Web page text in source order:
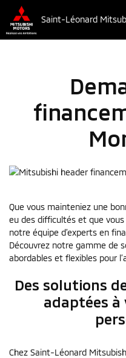
Saint-Léonard
Que vous mainteniez une
eu des difficultés et que
notre équipe d’experts en
Découvrez notre gamme de
abordables et flexibles pour
Des solutions
adaptées
Chez Saint-Léonard